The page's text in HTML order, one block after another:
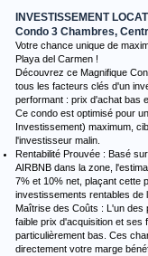
INVESTISSEMENT
Condo 3 Chambres,
Votre chance unique de
Playa del Carmen !
Découvrez ce Magnifique
tous les facteurs clés d'un
performant : prix d'achat bas
Ce condo est optimisé pour
Investissement) maximum,
l'investisseur malin.
Rentabilité Prouvée : Basé
AIRBNB dans la zone,
7% et 10% net, plaçant cette
investissements rentables de
Maîtrise des Coûts : L'un des
faible prix d'acquisition et ses
particulièrement bas. Ces
directement votre marge